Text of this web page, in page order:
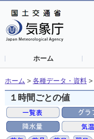
ホーム
ホーム > 各種データ・資料 >
１時間ごとの値